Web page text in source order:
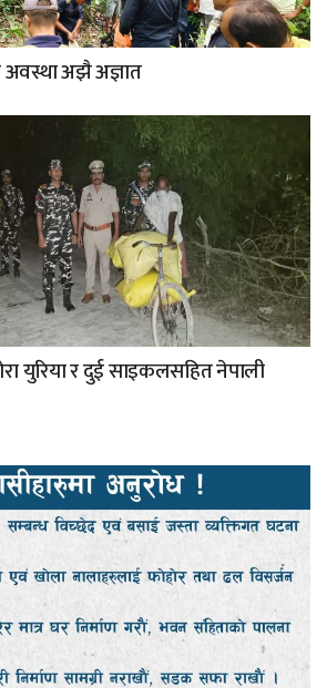
अवस्था अझै अज्ञात
युरिया र दुई साइकलसहित नेपाली